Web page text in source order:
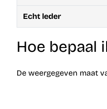
Echt leder
Hoe bepaal
De weergegeven maat